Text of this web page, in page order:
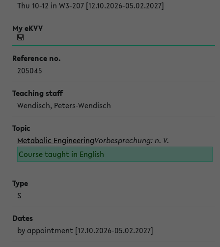
Thu 10-12 in W3-207 [12.10.2026-05.02.2027]
205045
Wendisch, Peters-Wendisch
Metabolic EngineeringVorbesprechung: n. V.
Course taught in English
S
by appointment [12.10.2026-05.02.2027]